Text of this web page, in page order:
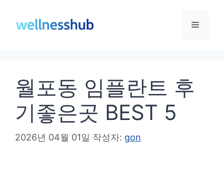
메
월포동 임플란트 후
기좋은곳 BEST 5
2026년 04월 01일 작성자: gon